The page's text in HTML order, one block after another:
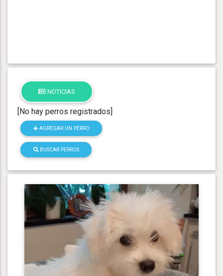
NOTICIAS
[No hay perros registrados]
AGREGAR UN PERRO
BUSCAR PERROS